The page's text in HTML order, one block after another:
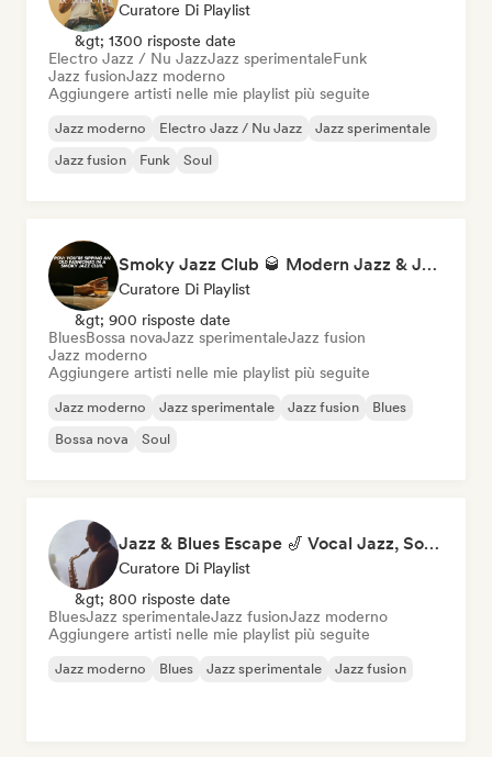
Curatore Di Playlist
&gt; 1300 risposte date
Electro Jazz / Nu JazzJazz sperimentaleFunk
Jazz fusionJazz moderno
Aggiungere artisti nelle mie playlist più seguite
Jazz moderno Electro Jazz / Nu Jazz
Jazz sperimentale
Jazz fusion
Funk Soul
Smoky Jazz Club 🥃 Modern Jazz & Jazz Fusion to Sip an Old Fashioned to
Curatore Di Playlist
&gt; 900 risposte date
BluesBossa novaJazz sperimentaleJazz fusion
Jazz moderno
Aggiungere artisti nelle mie playlist più seguite
Jazz moderno Jazz sperimentale Jazz fusion
Blues
Bossa nova
Soul
Jazz & Blues Escape 🎷 Vocal Jazz, Soul Blues & Classic Standards
Curatore Di Playlist
&gt; 800 risposte date
BluesJazz sperimentaleJazz fusionJazz moderno
Aggiungere artisti nelle mie playlist più seguite
Jazz moderno Blues Jazz sperimentale Jazz fusion